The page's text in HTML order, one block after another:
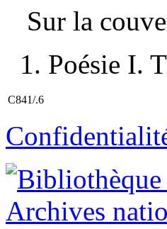
Sur la
1. Poésie I.
C841/.6